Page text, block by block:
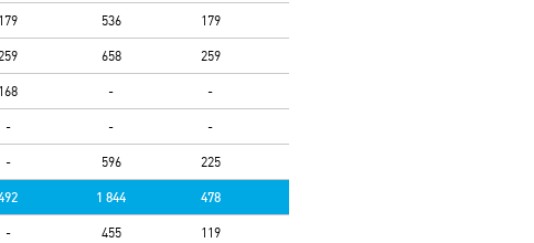
179 536 179
658 259
168 - -
- - -
- 596 225
1 844 478
- 455 119